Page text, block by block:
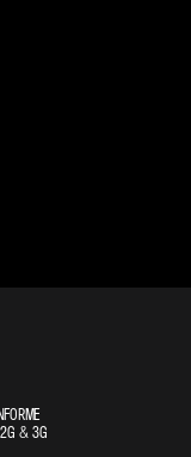
& 3G